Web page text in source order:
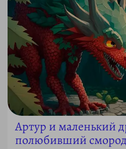
Артур и маленький
полюбивший